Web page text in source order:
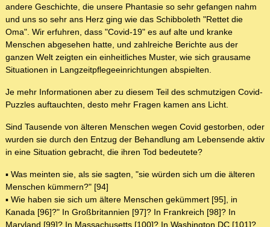
andere Geschichte, die unsere Phantasie so sehr gefangen nahm
und uns so sehr ans Herz ging wie das Schibboleth "Rettet die
Oma". Wir erfuhren, dass "Covid-19" es auf alte und kranke
Menschen abgesehen hatte, und zahlreiche Berichte aus der
ganzen Welt zeigten ein einheitliches Muster, wie sich grausame
Situationen in Langzeitpflegeeinrichtungen abspielten.
Je mehr Informationen aber zu diesem Teil des schmutzigen Covid-
Puzzles auftauchten, desto mehr Fragen kamen ans Licht.
Sind Tausende von älteren Menschen wegen Covid gestorben, oder
wurden sie durch den Entzug der Behandlung am Lebensende aktiv
in eine Situation gebracht, die ihren Tod bedeutete?
▪ Was meinten sie, als sie sagten, "sie würden sich um die älteren
Menschen kümmern?" [94]
▪ Wie haben sie sich um ältere Menschen gekümmert [95], in
Kanada [96]?" In Großbritannien [97]? In Frankreich [98]? In
Maryland [99]? In Massachusetts [100]? In Washington DC [101]?